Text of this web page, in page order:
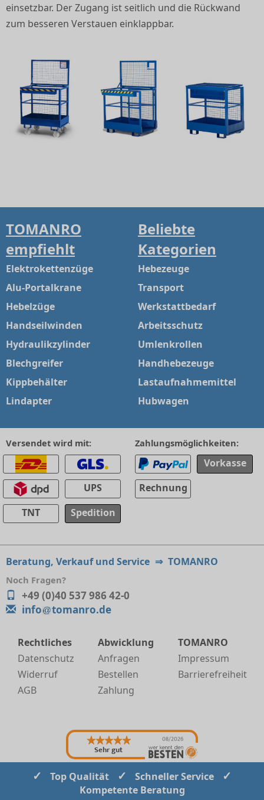
einsetzbar. Der Zugang ist seitlich und die Rückwand
zum besseren Verstauen einklappbar.
TOMANRO
empfiehlt
Elektrokettenzüge
Alu-Portalkrane
Hebelzüge
Handseilwinden
Hydraulikzylinder
Blechgreifer
Kippbehälter
Lindapter
Beliebte
Kategorien
Hebezeuge
Transport
Werkstattbedarf
Arbeitsschutz
Umlenkrollen
Handhebezeuge
Lastaufnahmemittel
Hubwagen
Versendet wird mit:
UPS
TNT
Spedition
Zahlungsmöglichkeiten:
Vorkasse
Rechnung
Beratung, Verkauf und Service ⇒ TOMANRO
Noch Fragen?
+49 (0)40 537 986 42-0
info
tomanro.de
Rechtliches
Datenschutz
Widerruf
AGB
Abwicklung
Anfragen
Bestellen
Zahlung
TOMANRO
Impressum
Barrierefreiheit
Sehr gut
08/2026
✓ Top Qualität ✓ Schneller Service ✓
Kompetente Beratung